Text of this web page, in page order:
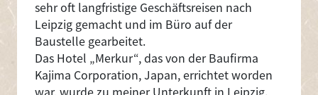
sehr oft langfristige Geschäftsreisen nach
Leipzig gemacht und im Büro auf der
Baustelle gearbeitet.
Das Hotel „Merkur“, das von der Baufirma
Kajima Corporation, Japan, errichtet worden
war, wurde zu meiner Unterkunft in Leipzig.